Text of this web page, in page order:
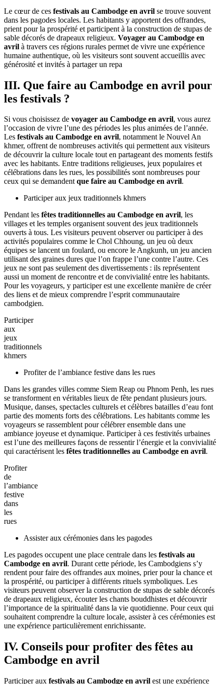
traditionnel de riz gluant à la banane. Pour les voyageurs qui se
demandentque faire au Cambodge en avril, participer aux jeux
populaires organisés sur les places des villages est une expérience
unique. Petits et grands se retrouvent pour jouer ensemble au Chol
Chhoung (lancer de foulard) ou au Angkunh, dans une ambiance
joyeuse et chaleureuse qui reflète parfaitement l’esprit
communautaire khmer.
Les
fêtes
locales
les
villages
cambodgiens
Le cœur de ces festivals au Cambodge en avrilse trouve souvent
dans les pagodes locales. Les habitants y apportent des offrandes,
prient pour la prospérité et participent à la construction de stupas de
sable décorés de drapeaux religieux. Voyager au Cambodge en
humaine authentique, où les visiteurs sont souvent accueillis avec
III. Que faire au Cambodge en avril pour
les festivals ?
Si vous choisissez devoyager au Cambodge en avril, vous aurez
l’occasion de vivre l’une des périodes les plus animées de l’année.
Lesfestivals au Cambodge en avril, notamment le Nouvel An
khmer, offrent de nombreuses activités qui permettent aux visiteurs
de découvrir la culture locale tout en partageant des moments festifs
avec les habitants. Entre traditions religieuses, jeux populaires et
ceux qui se demandent
Pendant les
ouverts à tous. Les visiteurs peuvent observer ou participer à des
équipes se lancent un foulard, ou encore le Angkunh, un jeu ancien
utilisant des graines dures que l’on frappe l’une contre l’autre. Ces
jeux ne sont pas seulement des divertissements : ils représentent
aussi un moment de rencontre et de convivialité entre les habitants.
Pour les voyageurs, y participer est une excellente manière de créer
des liens et de mieux comprendre l’esprit communautaire
cambodgien.
aux
jeux
traditionnels
khmers
se transforment en véritables lieux de fête pendant plusieurs jours.
partie des moments forts des célébrations. Les habitants comme les
voyageurs se rassemblent pour célébrer ensemble dans une
ambiance joyeuse et dynamique. Participer à ces festivités urbaines
est l’une des meilleures façons de ressentir l’énergie et la convivialité
qui caractérisent lesfêtes traditionnelles au Cambodge en avril.
Profiter
de
l’ambiance
dans
les
rues
Assister aux cérémonies dans les pagodes